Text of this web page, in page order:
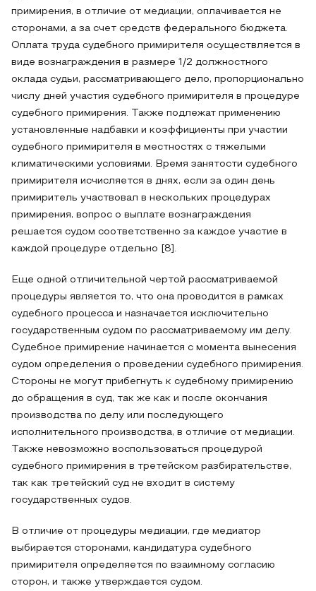
примирения, в отличие от медиации, оплачивается не
сторонами, а за счет средств федерального бюджета.
Оплата труда судебного примирителя осуществляется в
виде вознаграждения в размере 1/2 должностного
оклада судьи, рассматривающего дело, пропорционально
числу дней участия судебного примирителя в процедуре
судебного примирения. Также подлежат применению
установленные надбавки и коэффициенты при участии
судебного примирителя в местностях с тяжелыми
климатическими условиями. Время занятости судебного
примирителя исчисляется в днях, если за один день
примиритель участвовал в нескольких процедурах
примирения, вопрос о выплате вознаграждения
решается судом соответственно за каждое участие в
каждой процедуре отдельно [8].
Еще одной отличительной чертой рассматриваемой
процедуры является то, что она проводится в рамках
судебного процесса и назначается исключительно
государственным судом по рассматриваемому им делу.
Судебное примирение начинается с момента вынесения
судом определения о проведении судебного примирения.
Стороны не могут прибегнуть к судебному примирению
до обращения в суд, так же как и после окончания
производства по делу или последующего
исполнительного производства, в отличие от медиации.
Также невозможно воспользоваться процедурой
судебного примирения в третейском разбирательстве,
так как третейский суд не входит в систему
государственных судов.
В отличие от процедуры медиации, где медиатор
выбирается сторонами, кандидатура судебного
примирителя определяется по взаимному согласию
сторон, и также утверждается судом.